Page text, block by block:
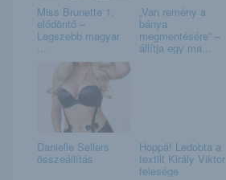
Miss Brunette 1.
elődöntő –
Legszebb magyar
...
„Van remény a
bánya
megmentésére” –
állítja egy ma...
Danielle Sellers
összeállítás
Hoppá! Ledobta a
textilt Király Viktor
felesége